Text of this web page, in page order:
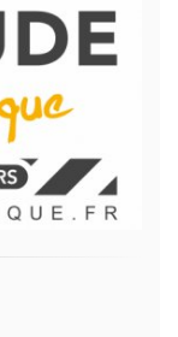
et libertés »,
aux
rectifier en
au